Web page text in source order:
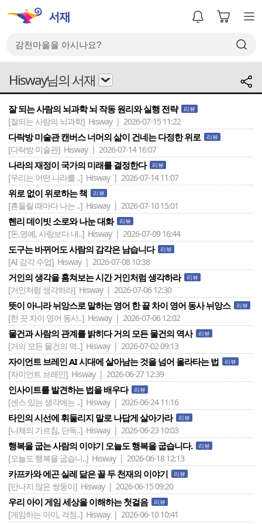
Hisway님의 서재
잘 되는 사람의 뇌과학 뇌 작동 원리와 실행 전략 리뷰
[잘되는 사람의 뇌과학] Hisway | 2026-07-15 11:22
다락방 미술관 캔버스 너머의 삶이 건네는 다정한 위로 리뷰
[다락방 미술관] Hisway | 2026-07-14 16:07
나라의 재정이 국가의 미래를 결정한다 리뷰
[우리는 어떤 나라를 ..] Hisway | 2026-07-14 11:07
위로 없이 위로하는 책 리뷰
[흔들릴 때마다 나는 ..] Hisway | 2026-07-10 15:01
헨리 데이빗 소로와 나눈 대화 리뷰
[돈,명예, 사랑보다 내..] Hisway | 2026-07-09 16:44
도구는 바뀌어도 사람의 감각은 남습니다 리뷰
[AI 감각 수업] Hisway | 2026-07-08 10:38
거인의 생각을 훔쳐보는 시간 거인처럼 생각하라 리뷰
[거인처럼 생각하라] Hisway | 2026-07-06 12:30
뜻이 아니라 뉘앙스로 말하는 영어 한 끝 차이 영어 동사 뉘앙스 리뷰
[한 끗 차이 영어 동사..] Hisway | 2026-07-06 12:02
물건과 사람의 관계를 밝히다 거의 모든 물건의 역사 리뷰
[거의 모든 물건의 역..] Hisway | 2026-07-02 09:13
자이언트 브레인 AI 시대에 살아남는 것을 넘어 올라타는 법 리뷰
[자이언트 브레인] Hisway | 2026-06-27 12:39
인사이트를 발견하는 법을 배우다 리뷰
[센스 있는 생각에는 ..] Hisway | 2026-06-24 11:16
타인의 시선에 휘둘리지 말로 나답게 살아가라 리뷰
[니체의 가르침, 단독..] Hisway | 2026-06-23 10:03
행복을 굽는 사람의 이야기 오늘도 행복을 굽습니다. 리뷰
[오늘도 행복을 굽습니..] Hisway | 2026-06-18 12:13
카프카와 에곤 실레 닮은 꼴 두 천재의 이야기 리뷰
[만나지 않은 쌍둥이] Hisway | 2026-06-15 09:20
우리 아이 게임 세상을 이해하는 첫걸음 리뷰
[게임하는 아이, 걱정..] Hisway | 2026-06-10 10:41